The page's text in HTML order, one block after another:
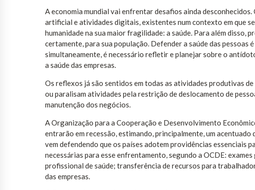
A economia mundial vai enfrentar desafios ainda
artificial e atividades digitais, existentes num contexto em que
humanidade na sua maior fragilidade: a saúde. Para além disso,
certamente, para sua população. Defender a saúde das pessoas
simultaneamente, é necessário refletir e planejar sobre o
a saúde das empresas.
Os reflexos já são sentidos em todas as atividades produtivas
ou paralisam atividades pela restrição de deslocamento de
manutenção dos negócios.
A Organização para a Cooperação e Desenvolvimento
entrarão em recessão, estimando, principalmente, um
vem defendendo que os países adotem providências essenciais
necessárias para esse enfrentamento, segundo a OCDE:
profissional de saúde; transferência de recursos para
das empresas.